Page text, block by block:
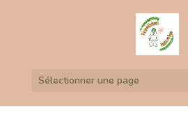
Sélectionner une page